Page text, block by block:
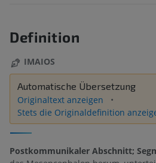
Definition
IMAIOS
Automatische Übersetzung
Originaltext anzeigen
Stets die Originaldefinition
Postkommunikaler Abschnitt;